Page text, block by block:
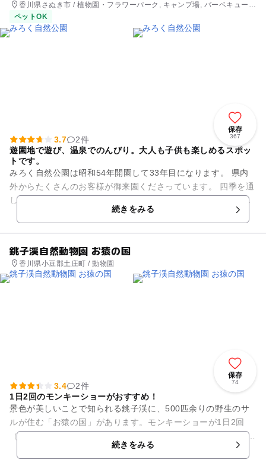
香川県さぬき市 / 植物園・フラワーパーク, キャンプ場, バーベキュー,
アスレチック, 公園・総合公園
ペットOK
保存
367
3.7
2件
遊園地で遊び、温泉でのんびり。大人も子供も楽しめるスポッ
トです。
みろく自然公園は昭和54年開園して33年目になります。 県内
外からたくさんのお客様が御来園くださっています。 四季を通
して花々との語らいが楽しい「みろく自然公園」は、ログハウ
続きをみる
銚子渓自然動物園 お猿の国
香川県小豆郡土庄町 / 動物園
保存
74
3.4
2件
1日2回のモンキーショーがおすすめ！
景色が美しいことで知られる銚子渓に、500匹余りの野生のサ
ルが住む「お猿の国」があります。モンキーショーが1日2回
（10：10と12：10）行われているほか、餌やり体験（1回100
続きをみる